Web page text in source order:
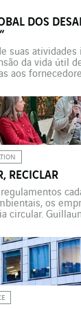
DOS
suas atividades
da vida útil
aos
de
RECICLAR
os
circular.
2023 para
circular ao